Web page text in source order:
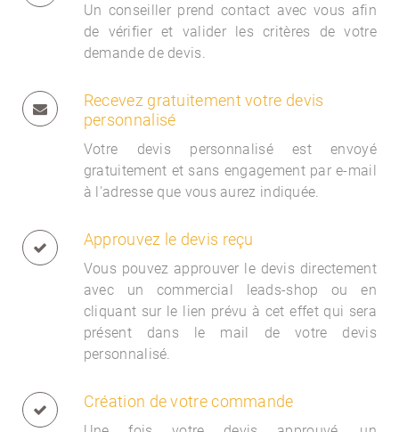
Un conseiller prend contact avec vous afin
de vérifier et valider les critères de votre
demande de devis.
Recevez gratuitement votre devis
personnalisé
Votre devis personnalisé est envoyé
gratuitement et sans engagement par e-mail
à l'adresse que vous aurez indiquée.
Approuvez le devis reçu
Vous pouvez approuver le devis directement
avec un commercial leads-shop ou en
cliquant sur le lien prévu à cet effet qui sera
présent dans le mail de votre devis
personnalisé.
Création de votre commande